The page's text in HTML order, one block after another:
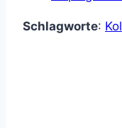
Schlagworte: